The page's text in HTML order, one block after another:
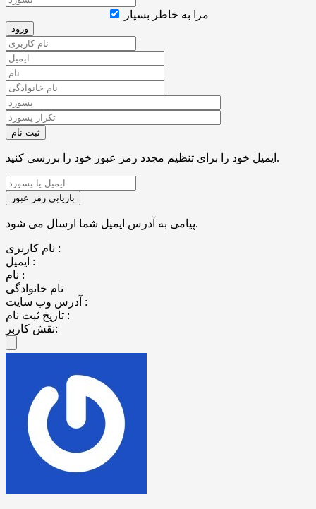
مرا به خاطر بسپار
ایمیل خود را برای تنظیم مجدد رمز عبور خود را بررسی کنید.
پیامی به آدرس ایمیل شما ارسال می شود.
نام کاربری :
ایمیل :
نام :
نام خانوادگی
آدرس وب سایت :
تاریخ ثبت نام :
نقش کاربر: